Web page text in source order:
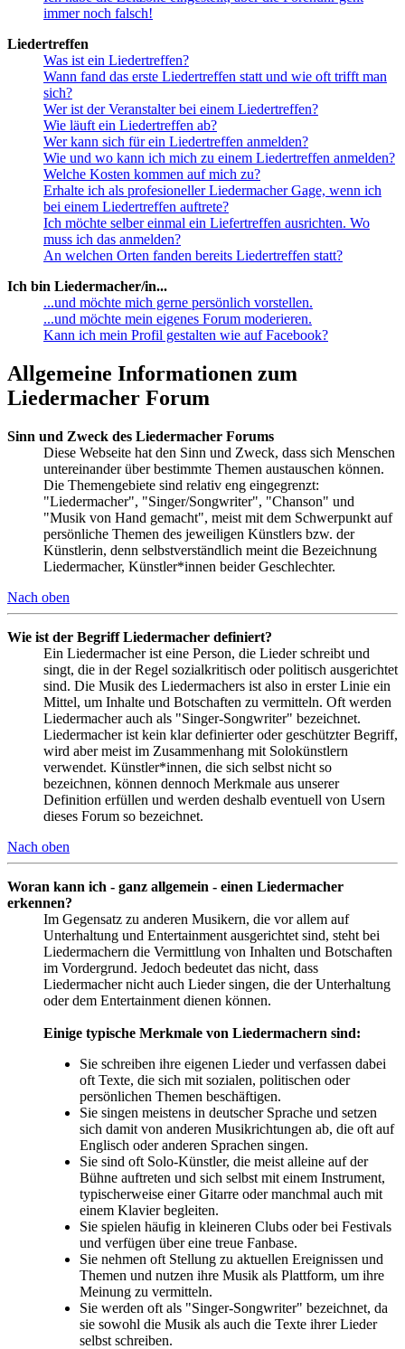
immer noch falsch!
Liedertreffen
Was ist ein Liedertreffen?
Wann fand das erste Liedertreffen statt und wie oft trifft man
sich?
Wer ist der Veranstalter bei einem Liedertreffen?
Wie läuft ein Liedertreffen ab?
Wer kann sich für ein Liedertreffen anmelden?
Wie und wo kann ich mich zu einem Liedertreffen anmelden?
Welche Kosten kommen auf mich zu?
Erhalte ich als profesioneller Liedermacher Gage, wenn ich
bei einem Liedertreffen auftrete?
Ich möchte selber einmal ein Liefertreffen ausrichten. Wo
muss ich das anmelden?
An welchen Orten fanden bereits Liedertreffen statt?
Ich bin Liedermacher/in...
...und möchte mich gerne persönlich vorstellen.
...und möchte mein eigenes Forum moderieren.
Kann ich mein Profil gestalten wie auf Facebook?
Allgemeine Informationen zum
Liedermacher Forum
Sinn und Zweck des Liedermacher Forums
Diese Webseite hat den Sinn und Zweck, dass sich Menschen
untereinander über bestimmte Themen austauschen können.
Die Themengebiete sind relativ eng eingegrenzt:
"Liedermacher", "Singer/Songwriter", "Chanson" und
"Musik von Hand gemacht", meist mit dem Schwerpunkt auf
persönliche Themen des jeweiligen Künstlers bzw. der
Künstlerin, denn selbstverständlich meint die Bezeichnung
Liedermacher, Künstler*innen beider Geschlechter.
Nach oben
Wie ist der Begriff Liedermacher definiert?
Ein Liedermacher ist eine Person, die Lieder schreibt und
singt, die in der Regel sozialkritisch oder politisch ausgerichtet
sind. Die Musik des Liedermachers ist also in erster Linie ein
Mittel, um Inhalte und Botschaften zu vermitteln. Oft werden
Liedermacher auch als "Singer-Songwriter" bezeichnet.
Liedermacher ist kein klar definierter oder geschützter Begriff,
wird aber meist im Zusammenhang mit Solokünstlern
verwendet. Künstler*innen, die sich selbst nicht so
bezeichnen, können dennoch Merkmale aus unserer
Definition erfüllen und werden deshalb eventuell von Usern
dieses Forum so bezeichnet.
Nach oben
Woran kann ich - ganz allgemein - einen Liedermacher
erkennen?
Im Gegensatz zu anderen Musikern, die vor allem auf
Unterhaltung und Entertainment ausgerichtet sind, steht bei
Liedermachern die Vermittlung von Inhalten und Botschaften
im Vordergrund. Jedoch bedeutet das nicht, dass
Liedermacher nicht auch Lieder singen, die der Unterhaltung
oder dem Entertainment dienen können.
Einige typische Merkmale von Liedermachern sind:
Sie schreiben ihre eigenen Lieder und verfassen dabei
oft Texte, die sich mit sozialen, politischen oder
persönlichen Themen beschäftigen.
Sie singen meistens in deutscher Sprache und setzen
sich damit von anderen Musikrichtungen ab, die oft auf
Englisch oder anderen Sprachen singen.
Sie sind oft Solo-Künstler, die meist alleine auf der
Bühne auftreten und sich selbst mit einem Instrument,
typischerweise einer Gitarre oder manchmal auch mit
einem Klavier begleiten.
Sie spielen häufig in kleineren Clubs oder bei Festivals
und verfügen über eine treue Fanbase.
Sie nehmen oft Stellung zu aktuellen Ereignissen und
Themen und nutzen ihre Musik als Plattform, um ihre
Meinung zu vermitteln.
Sie werden oft als "Singer-Songwriter" bezeichnet, da
sie sowohl die Musik als auch die Texte ihrer Lieder
selbst schreiben.